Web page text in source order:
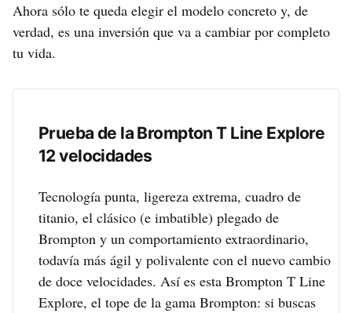
Ahora sólo te queda elegir el modelo concreto y, de
verdad, es una inversión que va a cambiar por completo
tu vida.
Prueba de la Brompton T Line Explore
12 velocidades
Tecnología punta, ligereza extrema, cuadro de
titanio, el clásico (e imbatible) plegado de
Brompton y un comportamiento extraordinario,
todavía más ágil y polivalente con el nuevo cambio
de doce velocidades. Así es esta Brompton T Line
Explore, el tope de la gama Brompton: si buscas